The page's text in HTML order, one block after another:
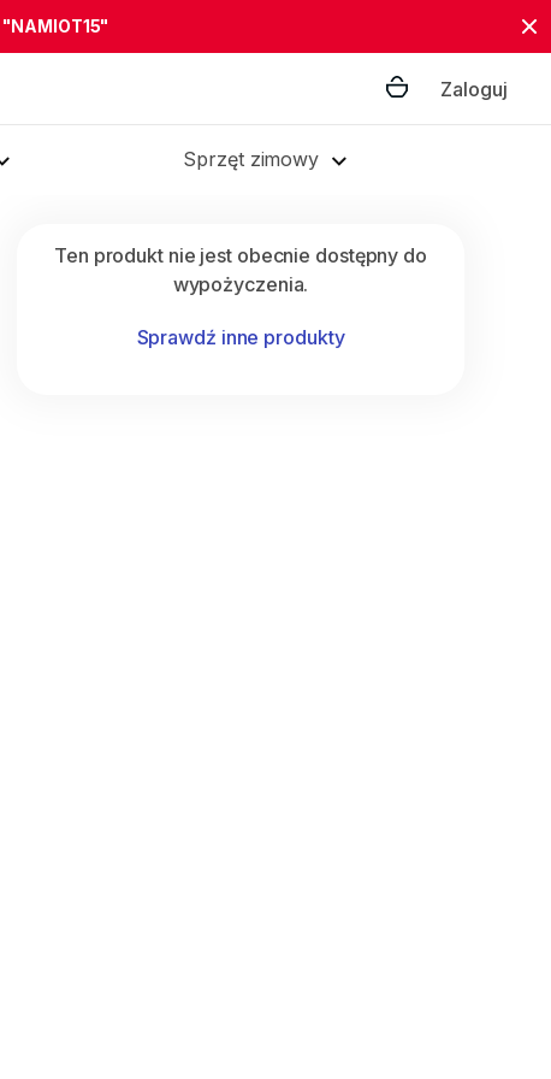
"NAMIOT15"
Zaloguj
Sprzęt zimowy
Ten produkt nie jest obecnie dostępny do
wypożyczenia.
Sprawdź inne produkty